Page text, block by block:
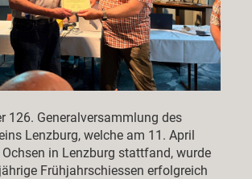
126. Generalversammlung des
Lenzburg, welche am 11. April
in Lenzburg stattfand, wurde
Frühjahrschiessen erfolgreich